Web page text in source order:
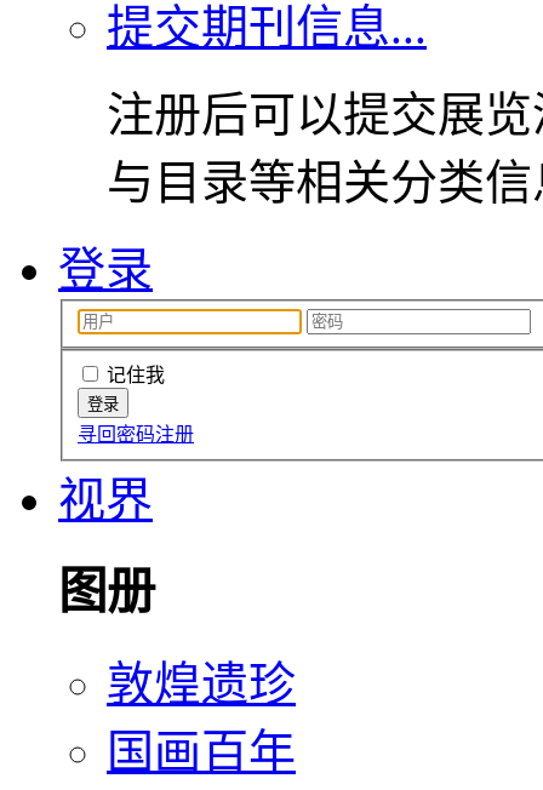
提交期刊信息...
注册后可以提交展
与目录等相关分类
登录
记住我
寻回密码注册
视界
图册
敦煌遗珍
国画百年